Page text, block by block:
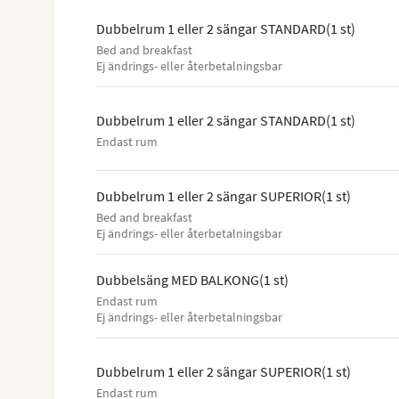
Dubbelrum 1 eller 2 sängar STANDARD(1 st)
Bed and breakfast
Ej ändrings- eller återbetalningsbar
Dubbelrum 1 eller 2 sängar STANDARD(1 st)
Endast rum
Dubbelrum 1 eller 2 sängar SUPERIOR(1 st)
Bed and breakfast
Ej ändrings- eller återbetalningsbar
Dubbelsäng MED BALKONG(1 st)
Endast rum
Ej ändrings- eller återbetalningsbar
Dubbelrum 1 eller 2 sängar SUPERIOR(1 st)
Endast rum